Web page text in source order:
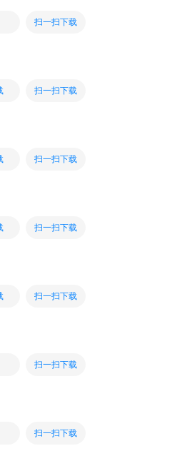
扫一扫下载
扫一扫下载
扫一扫下载
扫一扫下载
扫一扫下载
扫一扫下载
扫一扫下载